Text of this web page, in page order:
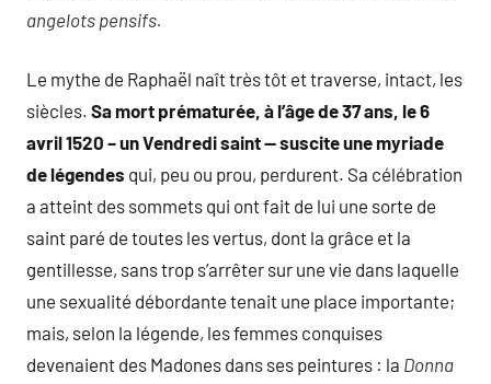
angelots pensifs.
Le mythe de Raphaël naît très tôt et traverse, intact, les
siècles. Sa mort prématurée, à l’âge de 37 ans, le 6
avril 1520 – un Vendredi saint — suscite une myriade
de légendes qui, peu ou prou, perdurent. Sa célébration
a atteint des sommets qui ont fait de lui une sorte de
saint paré de toutes les vertus, dont la grâce et la
gentillesse, sans trop s’arrêter sur une vie dans laquelle
une sexualité débordante tenait une place importante;
mais, selon la légende, les femmes conquises
devenaient des Madones dans ses peintures : la Donna